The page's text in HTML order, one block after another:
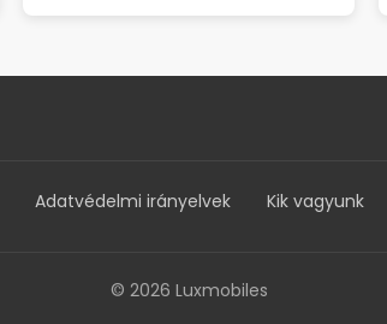
Adatvédelmi irányelvek Kik vagyunk
© 2026 Luxmobiles